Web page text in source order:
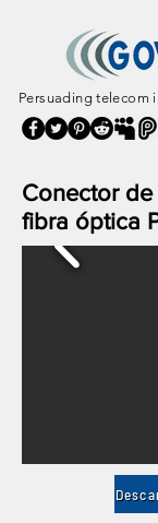
Persuading telecom
Conector
fibra óptica